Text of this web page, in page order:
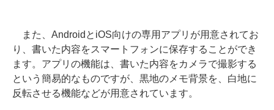
また、AndroidとiOS向けの専用アプリが用意されてお
り、書いた内容をスマートフォンに保存することができ
ます。アプリの機能は、書いた内容をカメラで撮影する
という簡易的なものですが、黒地のメモ背景を、白地に
反転させる機能などが用意されています。